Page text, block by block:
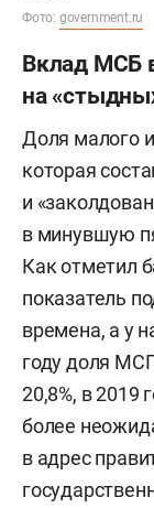
Фото: government.ru
Вклад МСБ
на
Доля малого
которая
и
в минувшую
Как отметил
показатель
времена, а у
году доля
20,8%, в 2019
более
в адрес